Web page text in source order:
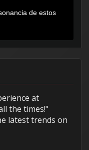
de estos
at
the times!"
latest trends on